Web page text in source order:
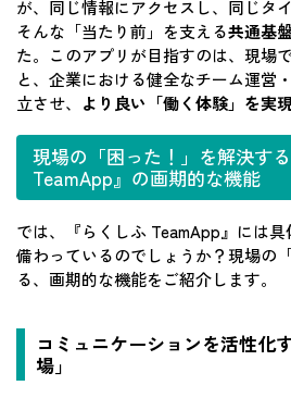
が、同じ情報にアクセスし、同じタ
そんな「当たり前」を支える共通基
た。このアプリが目指すのは、現場
と、企業における健全なチーム運営
立させ、 より良い「働く体験」を実
現場の「困った！」を解決す
TeamApp』の画期的な機能
では、『らくしふ TeamApp』には
備わっているのでしょうか？現場の
る、画期的な機能をご紹介します。
コミュニケーションを活性化
場」